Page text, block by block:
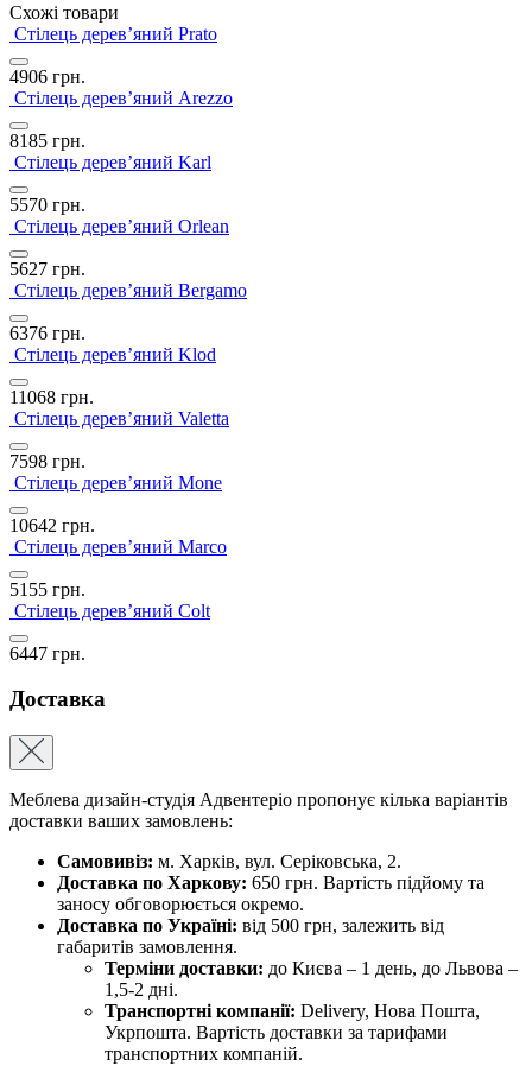
Схожі товари
Стілець дерев’яний Prato
4906 грн.
Стілець дерев’яний Arezzo
8185 грн.
Стілець дерев’яний Karl
5570 грн.
Стілець дерев’яний Orlean
5627 грн.
Стілець дерев’яний Bergamo
6376 грн.
Стілець дерев’яний Klod
11068 грн.
Стілець дерев’яний Valetta
7598 грн.
Стілець дерев’яний Mone
10642 грн.
Стілець дерев’яний Marco
5155 грн.
Стілець дерев’яний Colt
6447 грн.
Доставка
Меблева дизайн-студія Адвентеріо пропонує кілька варіантів
доставки ваших замовлень:
Самовивіз: м. Харків, вул. Серіковська, 2.
Доставка по Харкову: 650 грн. Вартість підйому та
заносу обговорюється окремо.
Доставка по Україні: від 500 грн, залежить від
габаритів замовлення.
Терміни доставки: до Києва – 1 день, до Львова –
1,5-2 дні.
Транспортні компанії: Delivery, Нова Пошта,
Укрпошта. Вартість доставки за тарифами
транспортних компаній.